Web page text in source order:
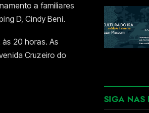
a familiares
D, Cindy Beni.
20 horas. As
Cruzeiro do
SIGA NAS